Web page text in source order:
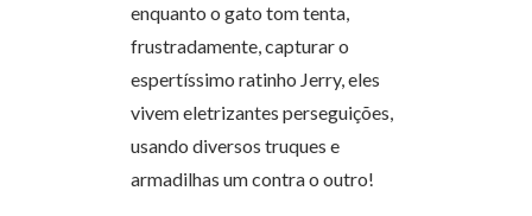
enquanto o gato tom tenta,
frustradamente, capturar o
espertíssimo ratinho Jerry, eles
vivem eletrizantes perseguições,
usando diversos truques e
armadilhas um contra o outro!